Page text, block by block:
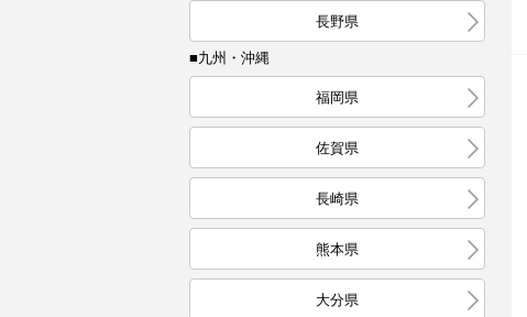
長野県
■九州・沖縄
福岡県
佐賀県
長崎県
熊本県
大分県